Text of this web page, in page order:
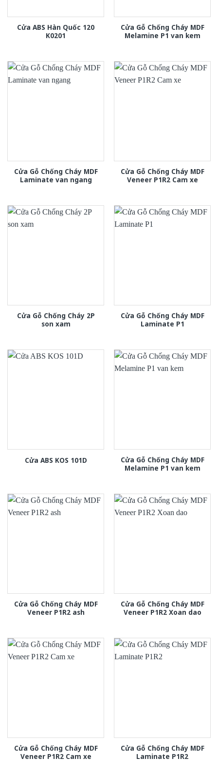
Cửa ABS Hàn Quốc 120
K0201
Cửa Gỗ Chống Cháy MDF
Melamine P1 van kem
Cửa Gỗ Chống Cháy MDF
Laminate van ngang
Cửa Gỗ Chống Cháy MDF
Veneer P1R2 Cam xe
Cửa Gỗ Chống Cháy 2P
son xam
Cửa Gỗ Chống Cháy MDF
Laminate P1
Cửa ABS KOS 101D
Cửa Gỗ Chống Cháy MDF
Melamine P1 van kem
Cửa Gỗ Chống Cháy MDF
Veneer P1R2 ash
Cửa Gỗ Chống Cháy MDF
Veneer P1R2 Xoan dao
Cửa Gỗ Chống Cháy MDF
Veneer P1R2 Cam xe
Cửa Gỗ Chống Cháy MDF
Laminate P1R2